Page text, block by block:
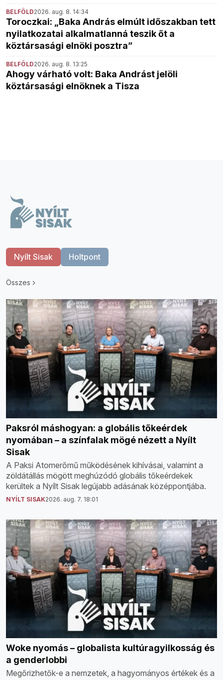
BELFÖLD2026. aug. 8. 14:34
Toroczkai: „Baka András elmúlt időszakban tett
nyilatkozatai alkalmatlanná teszik őt a
köztársasági elnöki posztra”
BELFÖLD2026. aug. 8. 13:25
Ahogy várható volt: Baka Andrást jelöli
köztársasági elnöknek a Tisza
Nyílt Sisak Holtpont
Összes
Paksról máshogyan: a globális tőkeérdek
nyomában – a színfalak mögé nézett a Nyílt
Sisak
A Paksi Atomerőmű működésének kihívásai, valamint a
zöldátállás mögött meghúzódó globális tőkeérdekek
kerültek a Nyílt Sisak legújabb adásának középpontjába.
NYÍLT SISAK2026. aug. 7. 18:01
Woke nyomás – globalista kultúragyilkosság és
a genderlobbi
Megőrizhetők-e a nemzetek, a hagyományos értékek és a